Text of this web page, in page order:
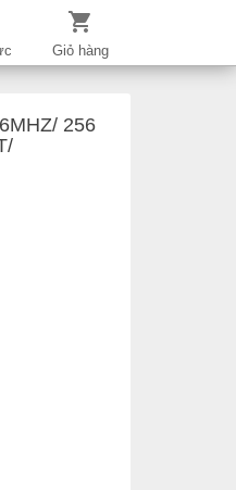
Giỏ hàng
256